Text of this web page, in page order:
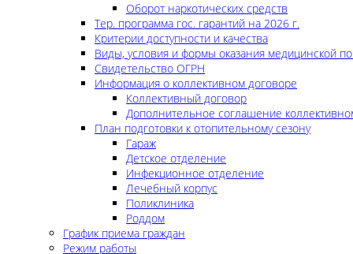
Оборот наркотических средств
Тер. программа гос. гарантий на 2026 г.
Критерии доступности и качества
Виды, условия и формы оказания медицинской
Свидетельство ОГРН
Информация о коллективном договоре
Коллективный договор
Дополнительное соглашение
План подготовки к отопительному сезону
Гараж
Детское отделение
Инфекционное отделение
Лечебный корпус
Поликлиника
Роддом
График приема граждан
Режим работы